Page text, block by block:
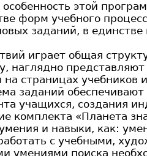
этой
форм учебного
заданий, в единстве
играет общая
представляют
страницах учебников
заданий
учащихся, создания
комплекта «Планета
и навыки, как:
с учебными,
умениями поиска